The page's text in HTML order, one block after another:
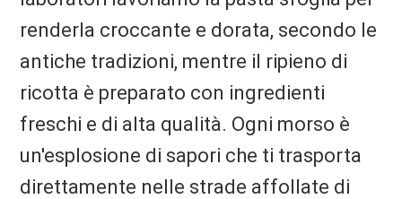
renderla croccante e dorata, secondo le
antiche tradizioni, mentre il ripieno di
ricotta è preparato con ingredienti
freschi e di alta qualità. Ogni morso è
un'esplosione di sapori che ti trasporta
direttamente nelle strade affollate di